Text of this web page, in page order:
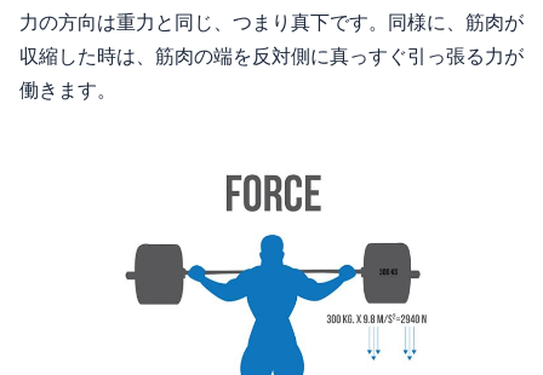
力の方向は重力と同じ、つまり真下です。同様に、筋肉が
収縮した時は、筋肉の端を反対側に真っすぐ引っ張る力が
働きます。